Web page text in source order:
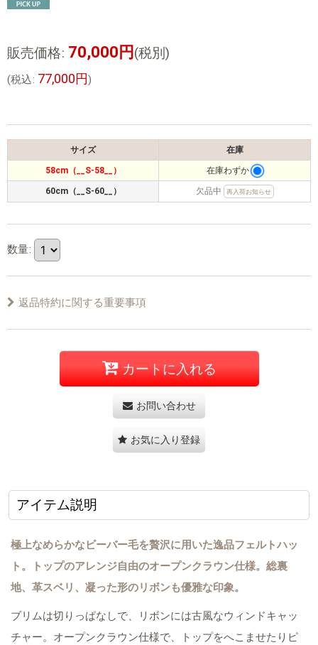
販売価格: 70,000円(税別)
(税込: 77,000円)
サイズ 在庫
58cm（__S-58__） 在庫わずか
60cm（__S-60__） 欠品中 再入荷お知らせ
数量:
返品特約に関する重要事項
カートに入れる
お問い合わせ
お気に入り登録
アイテム説明
極上なめらかなビーバー毛を贅沢に用いた逸品フェルトハッ
ト。トップのアレンジ自由のオープンクラウン仕様。総裏
地、革スベリ、凝った形のリボンも優雅な印象。
ブリムは切りっぱなしで、リボンには古風なウィンドキャッ
チャー。オープンクラウン仕様で、トップをへこませたりピ